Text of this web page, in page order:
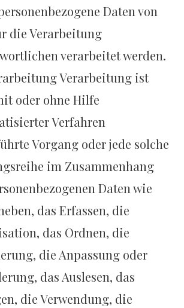
Daten von
die Verarbeitung
verarbeitet werden.
Verarbeitung ist
oder ohne Hilfe
Verfahren
Vorgang oder jede solche
im Zusammenhang
Daten wie
das Erfassen, die
das Ordnen, die
die Anpassung oder
das Auslesen, das
die Verwendung, die